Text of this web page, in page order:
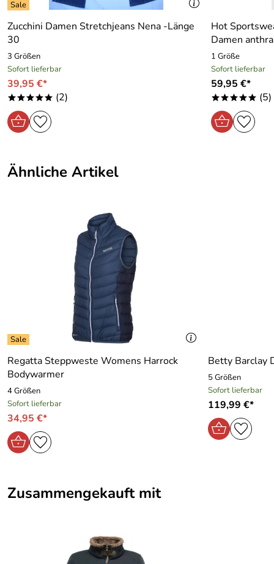
Zucchini Damen Stretchjeans Nena -Länge
30
3 Größen
Sofort lieferbar
39,95 €*
***** (2)
Hot
Damen
1 Größe
Sofort lieferbar
59,95 €*
***** (5)
Ähnliche Artikel
Regatta Steppweste Womens Harrock
Bodywarmer
4 Größen
Sofort lieferbar
34,95 €*
Betty Barclay
5 Größen
Sofort lieferbar
119,99 €*
Zusammengekauft mit